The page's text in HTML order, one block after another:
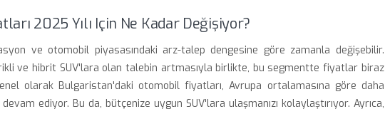
2025 Yılı Için Ne Kadar Değişiyor?
ve otomobil piyasasındaki arz-talep dengesine göre zamanla değişebilir.
ve hibrit SUV'lara olan talebin artmasıyla birlikte, bu segmentte fiyatlar biraz
olarak Bulgaristan'daki otomobil fiyatları, Avrupa ortalamasına göre daha
ediyor. Bu da, bütçenize uygun SUV'lara ulaşmanızı kolaylaştırıyor. Ayrıca,